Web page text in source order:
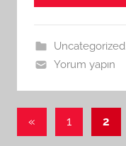
Uncategorized
Yorum yapın
Yazı
« Önceki1 2